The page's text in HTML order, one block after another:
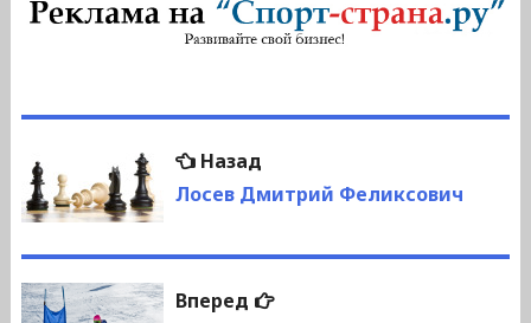
Навигация
по
записям
НазадПредыдущая
запись:
Лосев Дмитрий Феликсович
Вперед
Следующая